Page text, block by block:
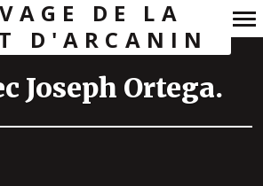
Navigation
principale
DE LA
D'ARCANIN
Joseph Ortega.